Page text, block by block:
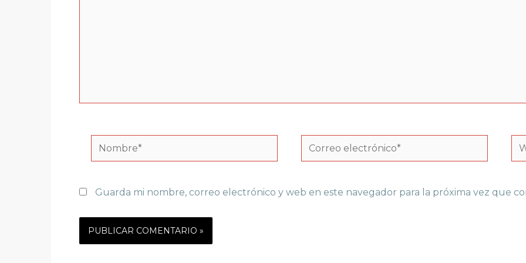
Nombre*
Correo
electrónico*
Guarda mi nombre, correo electrónico y web en este navegador para la próxima vez que